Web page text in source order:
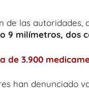
las autoridades,
9 milímetros, dos
de 3.900
han denunciado